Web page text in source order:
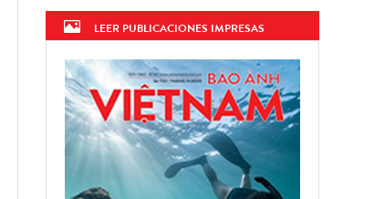
LEER PUBLICACIONES IMPRESAS